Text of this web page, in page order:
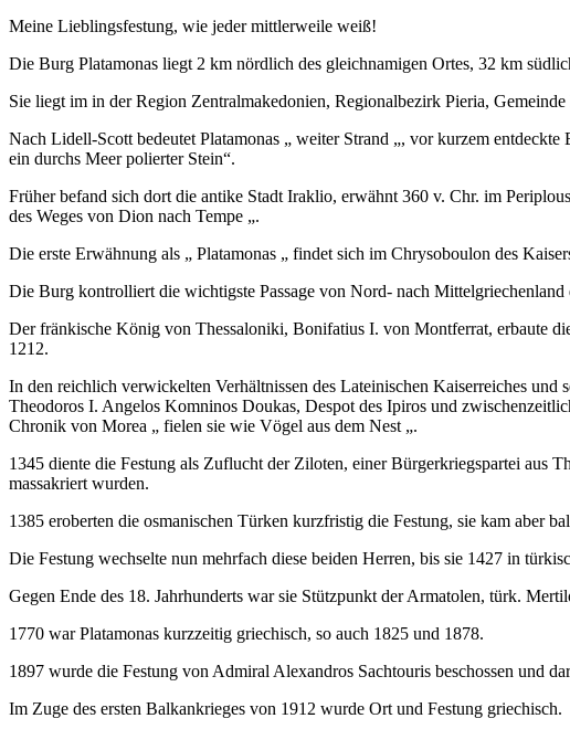
Meine Lieblingsfestung, wie jeder mittlerweile weiß!
Die Burg Platamonas liegt 2 km nördlich des gleichnamigen Ortes, 32 km
Sie liegt im in der Region Zentralmakedonien, Regionalbezirk Pieria,
Nach Lidell-Scott bedeutet Platamonas „ weiter Strand „, vor kurzem
ein durchs Meer polierter Stein“.
Früher befand sich dort die antike Stadt Iraklio, erwähnt 360 v. Chr. im
des Weges von Dion nach Tempe „.
Die erste Erwähnung als „ Platamonas „ findet sich im Chrysoboulon des
Die Burg kontrolliert die wichtigste Passage von Nord- nach
Der fränkische König von Thessaloniki, Bonifatius I. von Montferrat, erbaute
1212.
In den reichlich verwickelten Verhältnissen des Lateinischen Kaiserreiches und
Theodoros I. Angelos Komninos Doukas, Despot des Ipiros und
Chronik von Morea „ fielen sie wie Vögel aus dem Nest „.
1345 diente die Festung als Zuflucht der Ziloten, einer Bürgerkriegspartei aus
massakriert wurden.
1385 eroberten die osmanischen Türken kurzfristig die Festung, sie kam aber
Die Festung wechselte nun mehrfach diese beiden Herren, bis sie 1427 in
Gegen Ende des 18. Jahrhunderts war sie Stützpunkt der Armatolen, türk.
1770 war Platamonas kurzzeitig griechisch, so auch 1825 und 1878.
1897 wurde die Festung von Admiral Alexandros Sachtouris beschossen und
Im Zuge des ersten Balkankrieges von 1912 wurde Ort und Festung griechisch.